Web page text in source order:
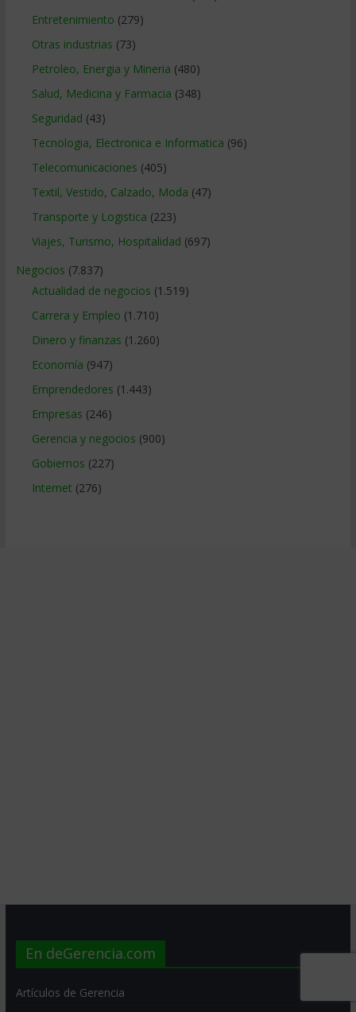
Entretenimiento (279)
Otras industrias (73)
Petroleo, Energia y Mineria (480)
Salud, Medicina y Farmacia (348)
Seguridad (43)
Tecnologia, Electronica e Informatica (96)
Telecomunicaciones (405)
Textil, Vestido, Calzado, Moda (47)
Transporte y Logistica (223)
Viajes, Turismo, Hospitalidad (697)
Negocios (7.837)
Actualidad de negocios (1.519)
Carrera y Empleo (1.710)
Dinero y finanzas (1.260)
Economía (947)
Emprendedores (1.443)
Empresas (246)
Gerencia y negocios (900)
Gobiernos (227)
Internet (276)
En deGerencia.com
Artículos de Gerencia